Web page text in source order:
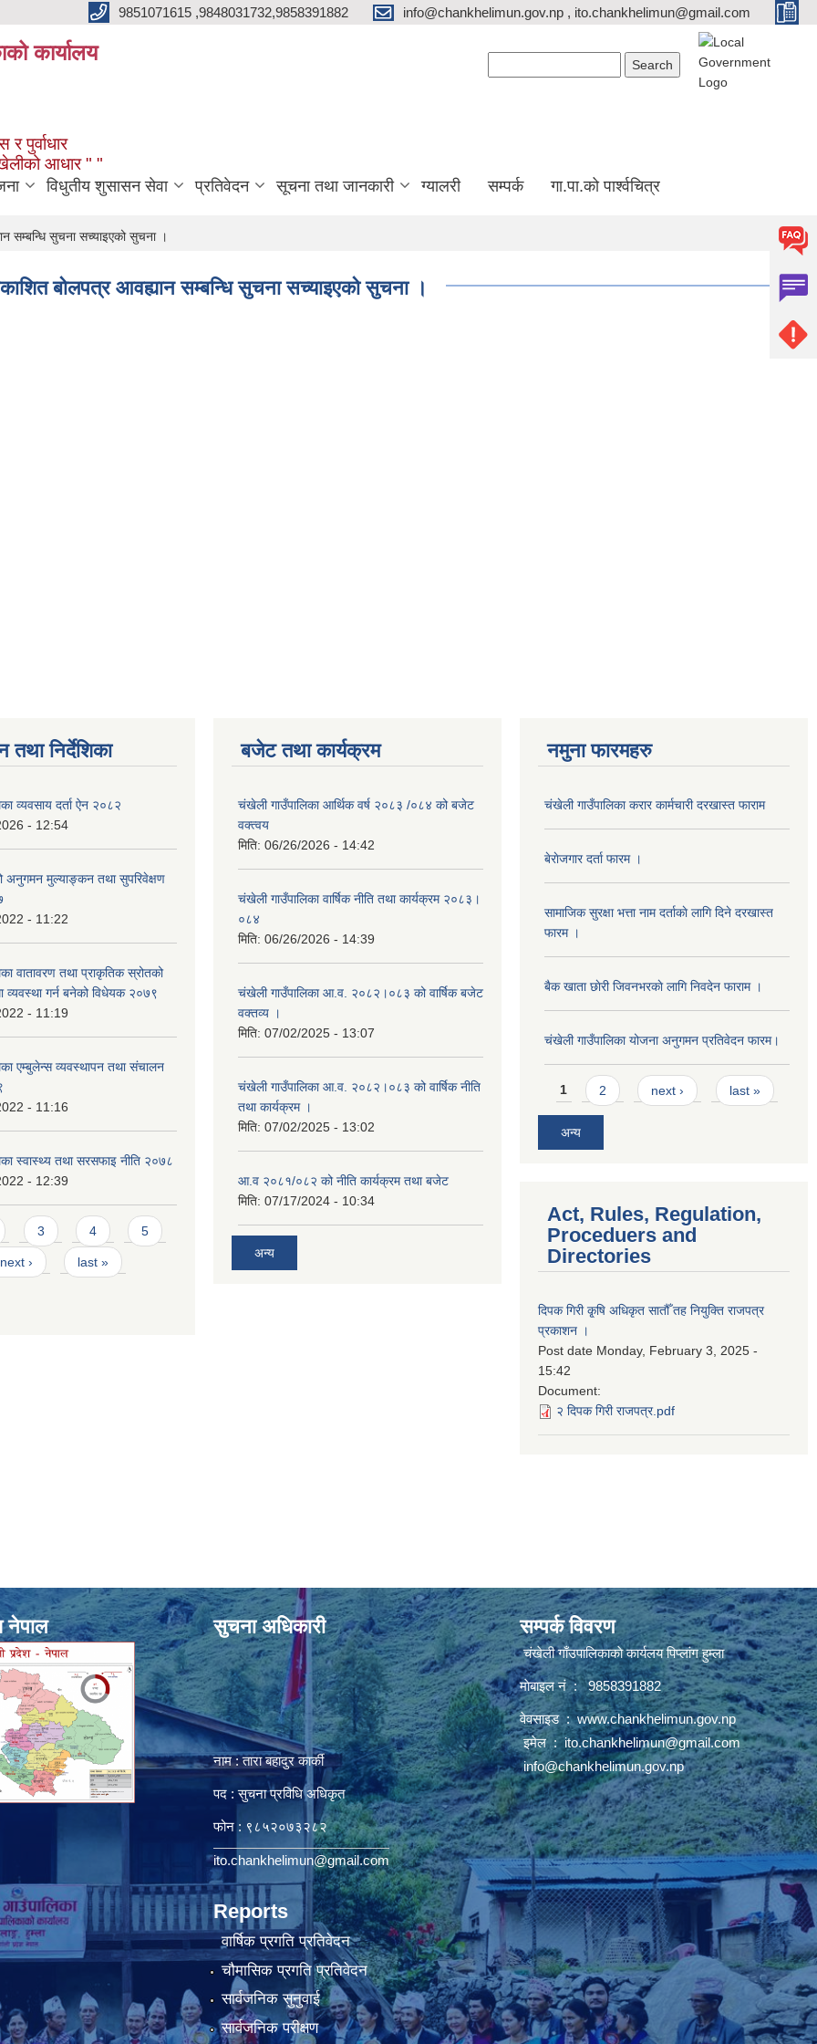
9851071615 ,9848031732,9858391882 info@chankhelimun.gov.np , ito.chankhelimun@gmail.com
कार्यालय
पुर्वाधार
आधार " "
विधुतीय शुसासन सेवा प्रतिवेदन सूचना तथा जानकारी ग्यालरी सम्पर्क गा.पा.को पार्श्वचित्र
सम्बन्धि सुचना सच्याइएको सुचना ।
बोलपत्र आवह्यान सम्बन्धि सुचना सच्याइएको सुचना ।
निर्देशिका
व्यवसाय दर्ता ऐन २०८२
- 12:54
अनुगमन मुल्याङ्कन तथा सुपरिवेक्षण
- 11:22
वातावरण तथा प्राकृतिक स्रोतको
व्यवस्था गर्न बनेको विधेयक २०७९
- 11:19
एम्बुलेन्स व्यवस्थापन तथा संचालन
- 11:16
स्वास्थ्य तथा सरसफाइ नीति २०७८
- 12:39
3 4 5
next › last »
बजेट तथा कार्यक्रम
चंखेली गाउँपालिका आर्थिक वर्ष २०८३ /०८४ को बजेट
वक्त्वय
मिति: 06/26/2026 - 14:42
चंखेली गाउँपालिका वार्षिक नीति तथा कार्यक्रम २०८३।
०८४
मिति: 06/26/2026 - 14:39
चंखेली गाउँपालिका आ.व. २०८२।०८३ को वार्षिक बजेट
वक्तव्य ।
मिति: 07/02/2025 - 13:07
चंखेली गाउँपालिका आ.व. २०८२।०८३ को वार्षिक नीति
तथा कार्यक्रम ।
मिति: 07/02/2025 - 13:02
आ.व २०८१/०८२ को नीति कार्यक्रम तथा बजेट
मिति: 07/17/2024 - 10:34
अन्य
नमुना फारमहरु
चंखेली गाउँपालिका करार कार्मचारी दरखास्त फाराम
बेराेजगार दर्ता फारम ।
सामाजिक सुरक्षा भत्ता नाम दर्ताकाे लागि दिने दरखास्त
फारम ।
बैक खाता छाेरी जिवनभरकाे लागि निवदेन फाराम ।
चंखेली गाउँपालिका योजना अनुगमन प्रतिवेदन फारम।
Pages
1 2 next › last »
अन्य
Act, Rules, Regulation,
Proceduers and
Directories
दिपक गिरी कृ्षि अधिकृत सातौँ तह नियुक्ति राजपत्र
प्रकाशन ।
Post date Monday, February 3, 2025 -
15:42
Document:
२ दिपक गिरी राजपत्र.pdf
नेपाल सुचना अधिकारी
नाम : तारा बहादुर कार्की
पद : सुचना प्रविधि अधिकृत
फोन : ९८५२०७३२८२
ito.chankhelimun@gmail.com
Reports
वार्षिक प्रगति प्रतिवेदन
चौमासिक प्रगति प्रतिवेदन
सार्वजनिक सुनुवाई
सार्वजनिक परीक्षण
सम्पर्क विवरण
चंखेली गाँउपालिकाकाे कार्यलय पिप्लांग हुम्ला
माेबाइल नं : 9858391882
वेवसाइड :www.chankhelimun.gov.np
इमेल :ito.chankhelimun@gmail.com
info@chankhelimun.gov.np